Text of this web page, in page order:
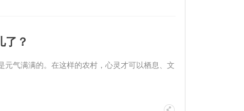
了？
元气满满的。在这样的农村，心灵才可以栖息、文